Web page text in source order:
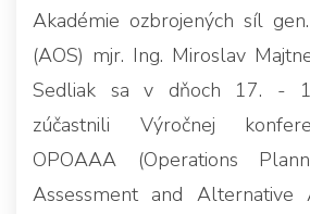
Akadémie ozbrojených síl
(AOS) mjr. Ing. Miroslav
Sedliak sa v dňoch 17. -
zúčastnili Výročnej
OPOAAA (Operations
Assessment and Alternative